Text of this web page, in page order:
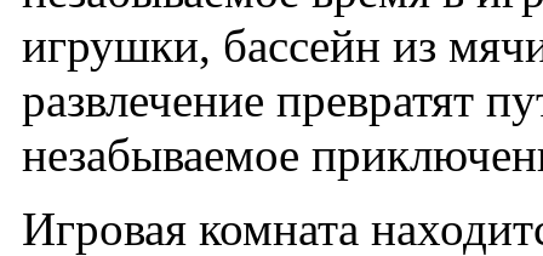
игрушки, бассейн из
развлечение превратят
незабываемое
Игровая комната